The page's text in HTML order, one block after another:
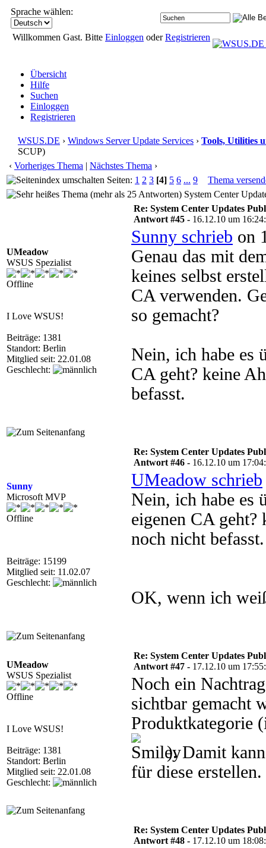
Sprache wählen:
Willkommen Gast. Bitte Einloggen oderRegistrieren
Übersicht
Hilfe
Suchen
Einloggen
Registrieren
WSUS.DE › Windows Server Update Services › Tools, Utilities
SCUP)
‹ Vorheriges Thema | Nächstes Thema ›
Seiten: 1 2 3 [4] 5 6 ... 9
Thema
System Center
UMeadow
WSUS Spezialist
Offline
I Love WSUS!
Beiträge: 1381
Standort: Berlin
Mitglied seit: 22.01.08
Geschlecht:
Re: System Center Updates
Antwort #45 - 16.12.10 um
Sunny schrieb on
Genau das mit
keines selbst
CA verwenden.
so gemacht?
Nein, ich habe es
CA geht? keine
befasst.
Sunny
Microsoft MVP
Offline
Beiträge: 15199
Mitglied seit: 11.02.07
Geschlecht:
Re: System Center Updates
Antwort #46 - 16.12.10 um
UMeadow schrieb
Nein, ich habe es
eigenen CA
noch nicht
OK, wenn ich
UMeadow
WSUS Spezialist
Offline
I Love WSUS!
Beiträge: 1381
Standort: Berlin
Mitglied seit: 22.01.08
Geschlecht:
Re: System Center Updates
Antwort #47 - 17.12.10 um
Noch ein
sichtbar gemacht
Produktkategorie
). Damit
für diese erstellen.
Re: System Center Updates
Antwort #48 - 17.12.10 um